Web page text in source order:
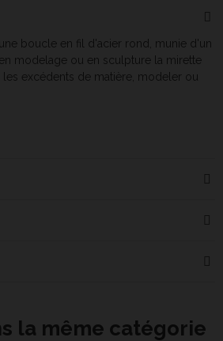
boucle en fil d'acier rond, munie d'un
modelage ou en sculpture la mirette
excédents de matière, modeler ou
la même catégorie